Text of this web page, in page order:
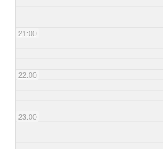
21:00
22:00
23:00